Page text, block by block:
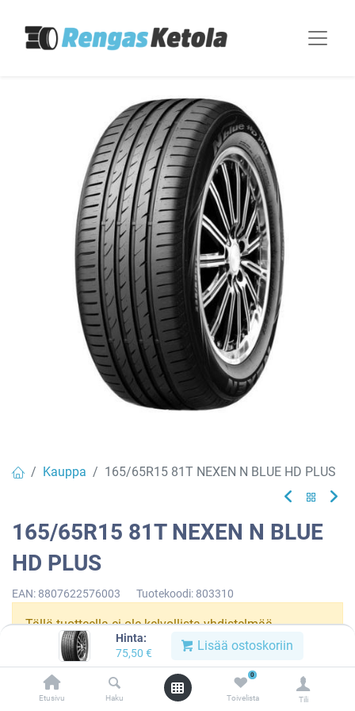
Hinta:
75,50 € Lisää ostoskoriin
Etusivu Haku
0
Toivelista Tili
Kauppa 165/65R15 81T NEXEN N BLUE HD PLUS
165/65R15 81T NEXEN N BLUE
HD PLUS
EAN: 8807622576003 Tuotekoodi: 803310
Tällä tuotteella ei ole kelvollista yhdistelmää.
NEXEN